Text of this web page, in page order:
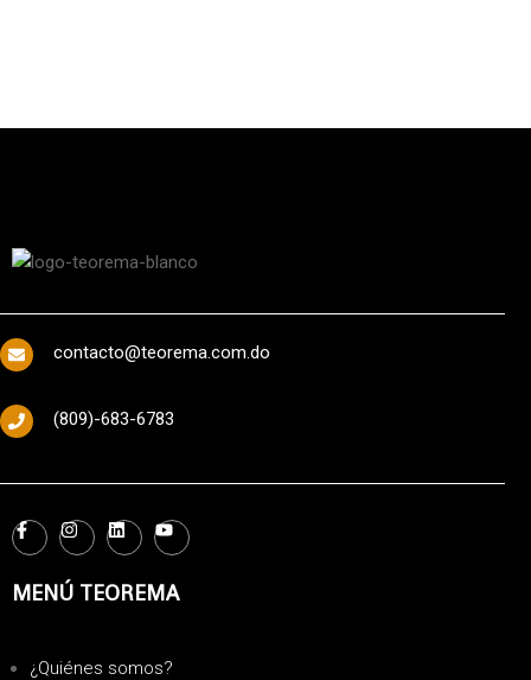
contacto@teorema.com.do
(809)-683-6783
MENÚ TEOREMA
¿Quiénes somos?